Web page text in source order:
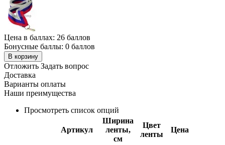
Цена в баллах: 26 баллов
Бонусные баллы: 0 баллов
В корзину
Отложить Задать вопрос
Доставка
Варианты оплаты
Наши преимущества
Просмотреть список опций
Артикул
Ширина
ленты,
см
Цвет
ленты
Цена